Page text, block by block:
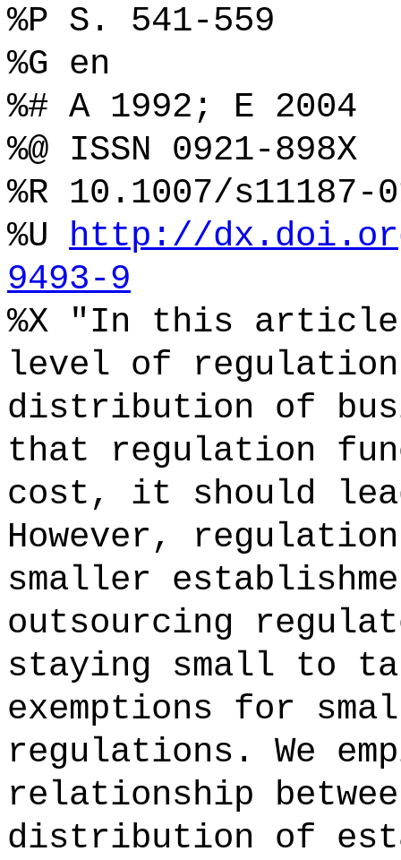
%P S. 541-559
%G en
%# A 1992; E 2004
%@ ISSN 0921-898X
%R 10.1007/s11187-
%U http://
9493-9
%X "In this article,
level of
distribution of
that regulation
cost, it should
However,
smaller
outsourcing
staying small to
exemptions for
regulations. We
relationship
distribution of